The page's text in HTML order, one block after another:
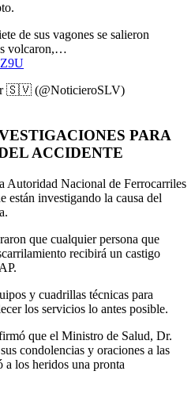
de sus vagones se salieron
volcaron,…
🇸🇻 (@NoticieroSLV)
PARA
ACCIDENTE
Autoridad Nacional de Ferrocarriles
investigando la causa del
que cualquier persona que
recibirá un castigo
y cuadrillas técnicas para
los servicios lo antes posible.
que el Ministro de Salud, Dr.
condolencias y oraciones a las
a los heridos una pronta